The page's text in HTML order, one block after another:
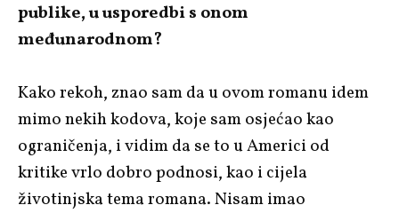
publike, u usporedbi s onom
međunarodnom?
Kako rekoh, znao sam da u ovom romanu idem
mimo nekih kodova, koje sam osjećao kao
ograničenja, i vidim da se to u Americi od
kritike vrlo dobro podnosi, kao i cijela
životinjska tema romana. Nisam imao